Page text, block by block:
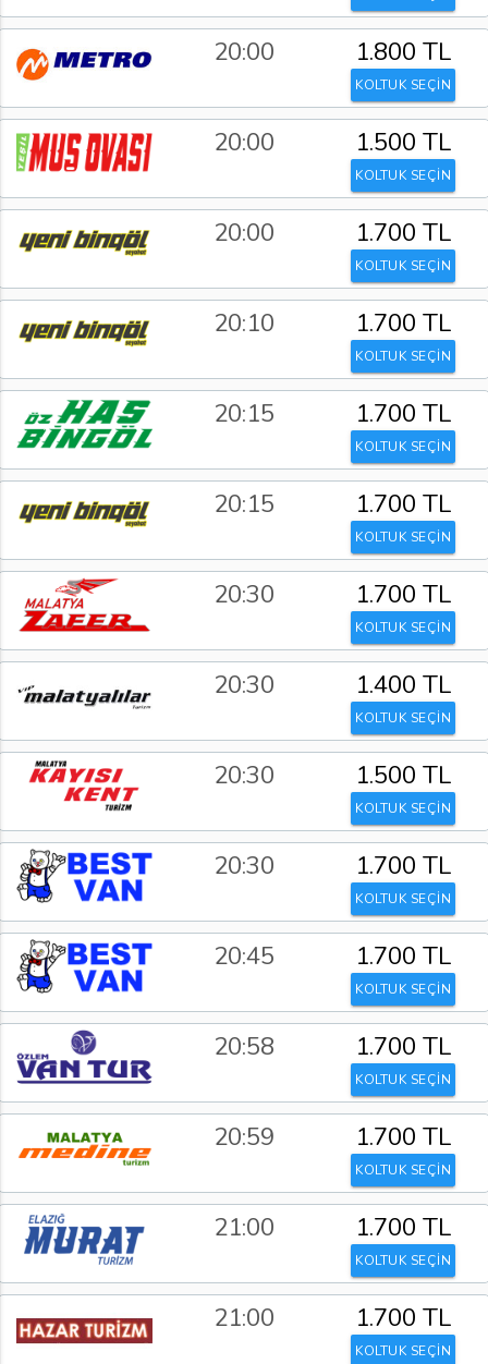
20:00 1.800 TL
KOLTUK SEÇİN
20:00 1.500 TL
KOLTUK SEÇİN
20:00 1.700 TL
KOLTUK SEÇİN
20:10 1.700 TL
KOLTUK SEÇİN
20:15 1.700 TL
KOLTUK SEÇİN
20:15 1.700 TL
KOLTUK SEÇİN
20:30 1.700 TL
KOLTUK SEÇİN
20:30 1.400 TL
KOLTUK SEÇİN
20:30 1.500 TL
KOLTUK SEÇİN
20:30 1.700 TL
KOLTUK SEÇİN
20:45 1.700 TL
KOLTUK SEÇİN
20:58 1.700 TL
KOLTUK SEÇİN
20:59 1.700 TL
KOLTUK SEÇİN
21:00 1.700 TL
KOLTUK SEÇİN
21:00 1.700 TL
KOLTUK SEÇİN